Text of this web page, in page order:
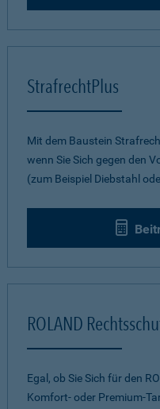
StrafrechtPlus
Mit dem Baustein
wenn Sie Sich gegen den
(zum Beispiel Diebstahl
ROLAND
Egal, ob Sie Sich für den
Komfort- oder Premium-